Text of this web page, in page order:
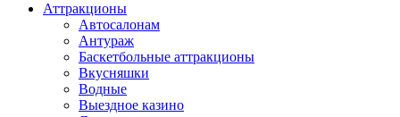
Аттракционы
Автосалонам
Антураж
Баскетбольные аттракционы
Вкусняшки
Водные
Выездное казино